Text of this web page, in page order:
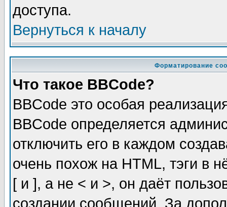
доступа.
Вернуться к началу
Форматирование
Что такое BBCode?
BBCode это особая
BBCode определяется
отключить его в каждом
очень похож на HTML, тэги в
[ и ], а не < и >, он даёт
создании сообщений. За